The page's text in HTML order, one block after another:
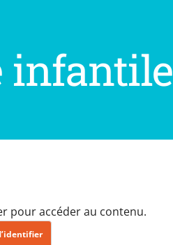
infantile
pour accéder au contenu.